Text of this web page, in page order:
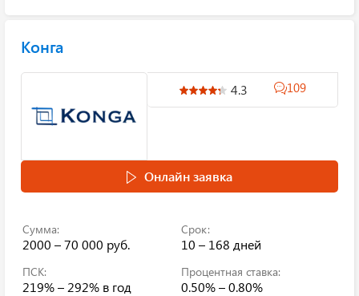
Конга
4.3 109
Онлайн заявка
Сумма:
2000 – 70 000 руб.
Срок:
10 – 168 дней
ПСК:
219% – 292% в год
Процентная ставка:
0.50% – 0.80%